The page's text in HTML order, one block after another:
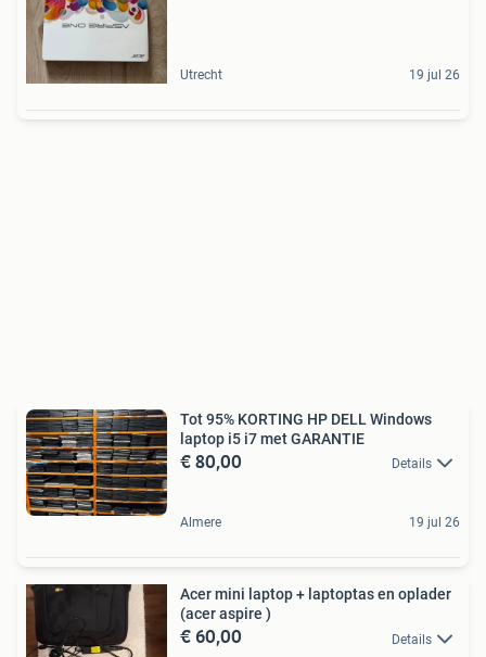
Utrecht 19 jul 26
Tot 95% KORTING HP DELL Windows
laptop i5 i7 met GARANTIE
€ 80,00 Details
Almere 19 jul 26
Acer mini laptop + laptoptas en oplader
(acer aspire )
€ 60,00 Details